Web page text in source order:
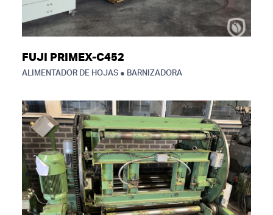
FUJI PRIMEX-C452
ALIMENTADOR DE HOJAS ● BARNIZADORA